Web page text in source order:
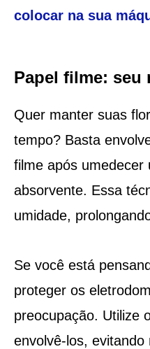
colocar na sua
Papel filme: seu
Quer manter suas
tempo? Basta
filme após umedecer
absorvente. Essa
umidade,
Se você está
proteger os
preocupação. Utilize
envolvê-los, evitando